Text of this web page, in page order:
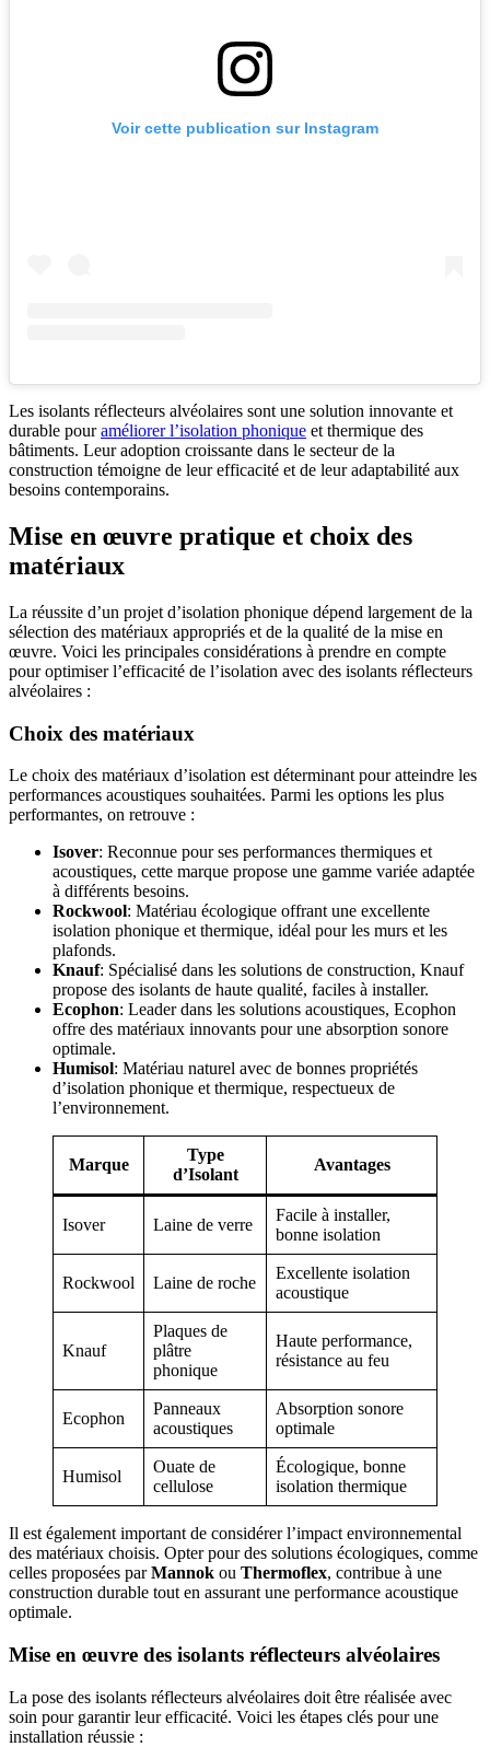
Voir cette publication sur Instagram
Les isolants réflecteurs alvéolaires sont une solution innovante et
durable pouraméliorer l’isolation phonique et thermique des
bâtiments. Leur adoption croissante dans le secteur de la
construction témoigne de leur efficacité et de leur adaptabilité aux
besoins contemporains.
Mise en œuvre pratique et choix des
matériaux
La réussite d’un projet d’isolation phonique dépend largement de la
sélection des matériaux appropriés et de la qualité de la mise en
œuvre. Voici les principales considérations à prendre en compte
pour optimiser l’efficacité de l’isolation avec des isolants réflecteurs
alvéolaires :
Choix des matériaux
Le choix des matériaux d’isolation est déterminant pour atteindre les
performances acoustiques souhaitées. Parmi les options les plus
performantes, on retrouve :
Isover: Reconnue pour ses performances thermiques et
acoustiques, cette marque propose une gamme variée adaptée
à différents besoins.
Rockwool: Matériau écologique offrant une excellente
isolation phonique et thermique, idéal pour les murs et les
plafonds.
Knauf: Spécialisé dans les solutions de construction, Knauf
propose des isolants de haute qualité, faciles à installer.
Ecophon: Leader dans les solutions acoustiques, Ecophon
offre des matériaux innovants pour une absorption sonore
optimale.
Humisol: Matériau naturel avec de bonnes propriétés
d’isolation phonique et thermique, respectueux de
l’environnement.
Marque
Type
d’Isolant
Avantages
Isover Laine de verre
Facile à installer,
bonne isolation
Rockwool Laine de roche
Excellente isolation
acoustique
Knauf
Plaques de
plâtre
phonique
Haute performance,
résistance au feu
Ecophon
Panneaux
acoustiques
Absorption sonore
optimale
Humisol
Ouate de
cellulose
Écologique, bonne
isolation thermique
Il est également important de considérer l’impact environnemental
des matériaux choisis. Opter pour des solutions écologiques, comme
celles proposées parMannok ou Thermoflex, contribue à une
construction durable tout en assurant une performance acoustique
optimale.
Mise en œuvre des isolants réflecteurs alvéolaires
La pose des isolants réflecteurs alvéolaires doit être réalisée avec
soin pour garantir leur efficacité. Voici les étapes clés pour une
installation réussie :